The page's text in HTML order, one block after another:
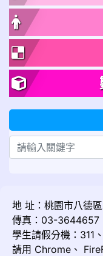
地 址：桃園市八德
傳真：03-3644657
學生請假分機：311
請用 Chrome 、